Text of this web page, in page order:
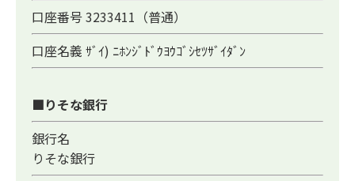
口座番号 3233411（普通）
口座名義 ｻﾞｲ) ﾆﾎﾝｼﾞﾄﾞｳﾖｳｺﾞｼｾﾂｻﾞｲﾀﾞﾝ
■りそな銀行
銀行名
りそな銀行